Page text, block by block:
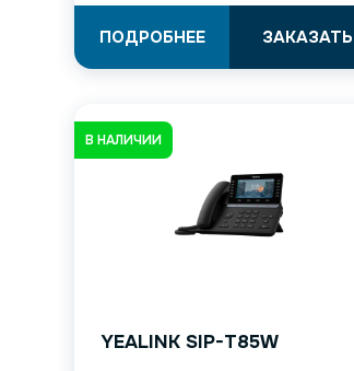
ЗАКАЗАТЬ
ПОДРОБНЕЕ
В НАЛИЧИИ
YEALINK SIP-T85W